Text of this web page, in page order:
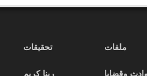
ملفات
تحقيقات